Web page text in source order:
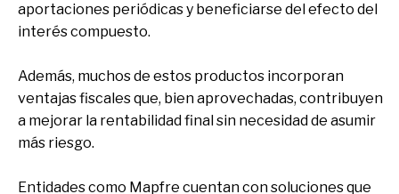
aportaciones periódicas y beneficiarse del efecto del
interés compuesto.
Además, muchos de estos productos incorporan
ventajas fiscales que, bien aprovechadas, contribuyen
a mejorar la rentabilidad final sin necesidad de asumir
más riesgo.
Entidades como Mapfre cuentan con soluciones que